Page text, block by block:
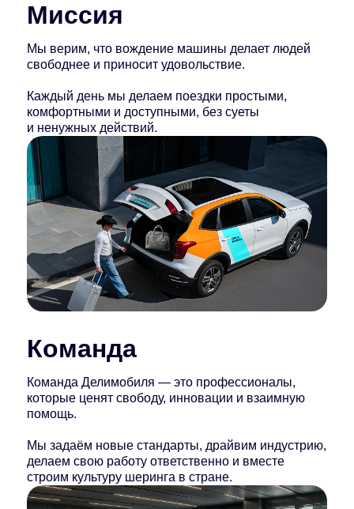
Миссия
Мы верим, что вождение машины делает людей
свободнее и приносит удовольствие.
Каждый день мы делаем поездки простыми,
комфортными и доступными, без суеты
и ненужных действий.
Команда
Команда Делимобиля — это профессионалы,
которые ценят свободу, инновации и взаимную
помощь.
Мы задаём новые стандарты, драйвим индустрию,
делаем свою работу ответственно и вместе
строим культуру шеринга в стране.